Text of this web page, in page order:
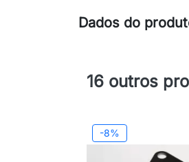
Dados do
16 outros
-8%